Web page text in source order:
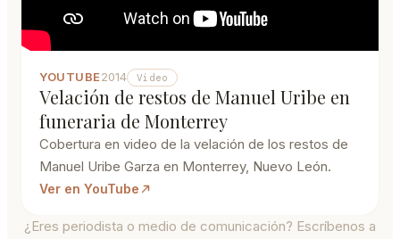
YOUTUBE2014 Video
Velación de restos de Manuel Uribe en
funeraria de Monterrey
Cobertura en video de la velación de los restos de
Manuel Uribe Garza en Monterrey, Nuevo León.
Ver en YouTube
¿Eres periodista o medio de comunicación? Escríbenos a